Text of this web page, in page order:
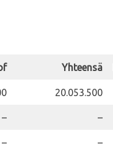
Yhteensä
20.053.500
– –
– –